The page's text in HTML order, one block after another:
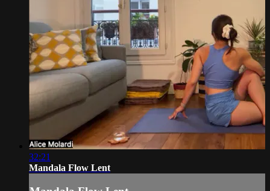
32:21
Mandala Flow Lent